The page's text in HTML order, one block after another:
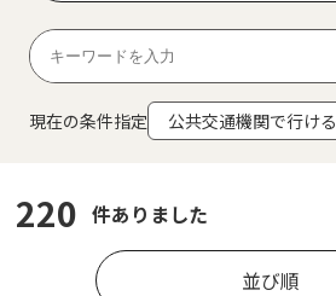
現在の条件指定 公共交通機関で行ける
220 件ありました
並び順